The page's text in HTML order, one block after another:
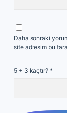
Daha sonraki
site adresim bu
5 + 3 kaçtır? *